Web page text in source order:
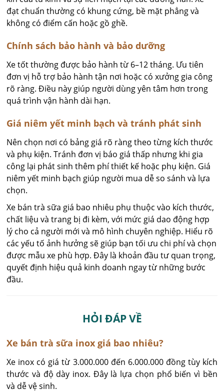
đạt chuẩn thường có khung cứng, bề mặt phẳng và
không có điểm cấn hoặc gồ ghề.
Chính sách bảo hành và bảo dưỡng
Xe tốt thường được bảo hành từ 6–12 tháng. Ưu tiên
đơn vị hỗ trợ bảo hành tận nơi hoặc có xưởng gia công
rõ ràng. Điều này giúp người dùng yên tâm hơn trong
quá trình vận hành dài hạn.
Giá niêm yết minh bạch và tránh phát sinh
Nên chọn nơi có bảng giá rõ ràng theo từng kích thước
và phụ kiện. Tránh đơn vị báo giá thấp nhưng khi gia
công lại phát sinh thêm phí thiết kế hoặc phụ kiện. Giá
niêm yết minh bạch giúp người mua dễ so sánh và lựa
chọn.
Xe bán trà sữa giá bao nhiêu phụ thuộc vào kích thước,
chất liệu và trang bị đi kèm, với mức giá dao động hợp
lý cho cả người mới và mô hình chuyên nghiệp. Hiểu rõ
các yếu tố ảnh hưởng sẽ giúp bạn tối ưu chi phí và chọn
được mẫu xe phù hợp. Đây là khoản đầu tư quan trọng,
quyết định hiệu quả kinh doanh ngay từ những bước
đầu.
HỎI ĐÁP VỀ
Xe bán trà sữa inox giá bao nhiêu?
Xe inox có giá từ 3.000.000 đến 6.000.000 đồng tùy kích
thước và độ dày inox. Đây là lựa chọn phổ biến vì bền
và dễ vệ sinh.